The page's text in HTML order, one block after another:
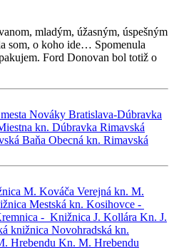
mladým, úžasným, úspešným
som, o koho ide… Spomenula
Ford Donovan bol totiž o
Nováky Bratislava-Dúbravka
kn. Dúbravka Rimavská
Baňa Obecná kn. Rimavská
M. Kováča Verejná kn. M.
Mestská kn. Kosihovce -
- Knižnica J. Kollára Kn. J.
knižnica Novohradská kn.
Hrebendu Kn. M. Hrebendu